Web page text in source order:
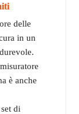
delle
in un
è anche
di